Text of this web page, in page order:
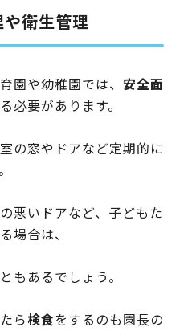
衛生管理
園や幼稚園では、 安全面
必要があります。
の窓やドアなど定期的に
悪いドアなど、子どもた
場合は、
もあるでしょう。
ら検食をするのも園長の